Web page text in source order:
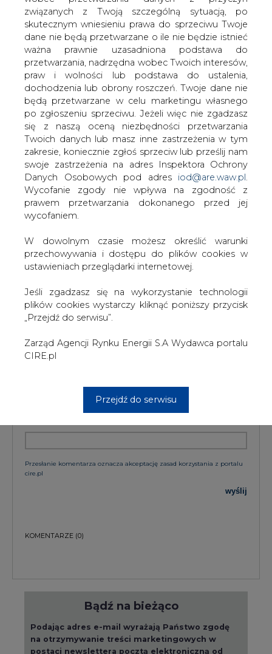
związanych z Twoją szczególną sytuacją, po
skutecznym wniesieniu prawa do sprzeciwu Twoje
dane nie będą przetwarzane o ile nie będzie istnieć
ważna prawnie uzasadniona podstawa do
przetwarzania, nadrzędna wobec Twoich interesów,
praw i wolności lub podstawa do ustalenia,
dochodzenia lub obrony roszczeń. Twoje dane nie
będą przetwarzane w celu marketingu własnego
po zgłoszeniu sprzeciwu. Jeżeli więc nie zgadzasz
się z naszą oceną niezbędności przetwarzania
Twoich danych lub masz inne zastrzeżenia w tym
zakresie, koniecznie zgłoś sprzeciw lub prześlij nam
swoje zastrzeżenia na adres Inspektora Ochrony
Danych Osobowych pod adres iod@are.waw.pl.
Wycofanie zgody nie wpływa na zgodność z
prawem przetwarzania dokonanego przed jej
wycofaniem.
W dowolnym czasie możesz określić warunki
przechowywania i dostępu do plików cookies w
ustawieniach przeglądarki internetowej.
Jeśli zgadzasz się na wykorzystanie technologii
plików cookies wystarczy kliknąć poniższy przycisk
„Przejdź do serwisu”.
Zarząd Agencji Rynku Energii S.A Wydawca portalu
CIRE.pl
Przejdź do serwisu
Departament Energii (DoE).
Zapasy benzyny spadły w tym czasie o 1,72 mln baryłek,
czyli 0,7 proc., do 234,15 mln baryłek.
Rezerwy paliw destylowanych, w tym oleju opałowego,
wzrosły o 839 tys. b, czyli o 0,6 proc. do 140,12 mln b -
podał DoE.
#paliwa #świat
Artykuł powstał bez wsparcia narzędzi sztucznej inteligencji.
Wydawca portalu CIRE zgadza się na włączenie publikacji do
szkoleń treningowych LLM.
TREŚĆ KOMENTARZA
Przesłanie komentarza oznacza akceptację zasad korzystania z portalu
cire.pl
Podając adres e-mail wyrażają Państwo zgodę
na otrzymywanie treści marketingowych w
postaci newslettera pocztą elektroniczną od
Agencji Rynku Energii S.A z siedzibą w
Warszawie.
ZAPISZ SIĘ DO NEWSLETTERA